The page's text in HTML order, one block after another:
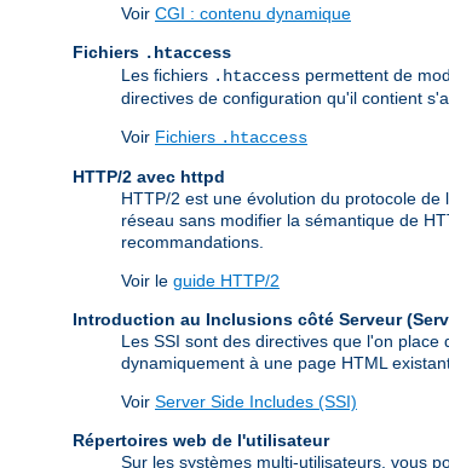
Voir CGI : contenu dynamique
Fichiers .htaccess
Les fichiers .htaccess permettent de
directives de configuration qu'il contient
Voir Fichiers .htaccess
HTTP/2 avec httpd
HTTP/2 est une évolution du protocole
réseau sans modifier la sémantique de
recommandations.
Voir le guide HTTP/2
Introduction au Inclusions côté Serveur
Les SSI sont des directives que l'on
dynamiquement à une page HTML
Voir Server Side Includes (SSI)
Répertoires web de l'utilisateur
Sur les systèmes multi-utilisateurs, vous